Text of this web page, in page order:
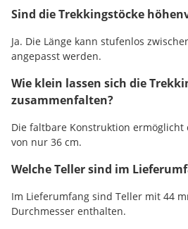
Sind die Trekkingstöcke
Ja. Die Länge kann stufenlos
angepasst werden.
Wie klein lassen sich die
zusammenfalten?
Die faltbare Konstruktion ermöglicht
von nur 36 cm.
Welche Teller sind im
Im Lieferumfang sind Teller mit 44
Durchmesser enthalten.